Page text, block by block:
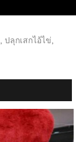
ปลุกเสกไอ้ไข่